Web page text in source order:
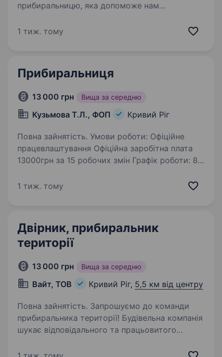
прибиральницю, яка допоможе нам
закладі. Якщо ти любиш порядок і хочеш
1 тиж. тому
Прибиральниця
13 000 грн Вища за середню
Кузьмова Т.Л., ФОП Кривий Ріг
Повна зайнятість. Умови роботи: Офіційне
працевлаштування Офіційна заробітна плата
13000грн за 15 робочих змін Графік роботи: 8
1 тиж. тому
Двірник, прибиральник
території
13 000 грн Вища за середню
Вайт, ТОВ Кривий Ріг, 5,5 км від центру
Повна зайнятість. Запрошуємо до команди
прибиральника території! Будівельна компанія
шукає відповідального та працьовитого
прибирання та підтримання чистоти прилеглої